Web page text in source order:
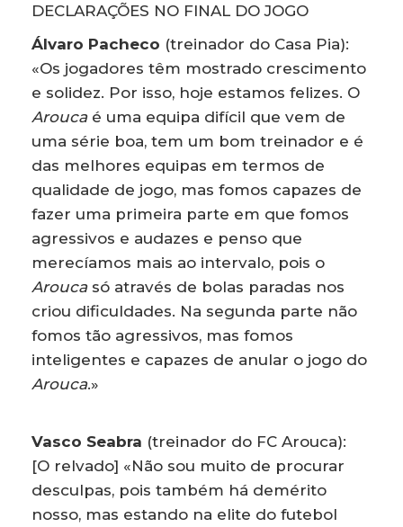
DECLARAÇÕES NO FINAL DO JOGO
Álvaro Pacheco (treinador do Casa Pia):
«Os jogadores têm mostrado crescimento
e solidez. Por isso, hoje estamos felizes. O
Aroucaé uma equipa difícil que vem de
uma série boa, tem um bom treinador e é
das melhores equipas em termos de
qualidade de jogo, mas fomos capazes de
fazer uma primeira parte em que fomos
agressivos e audazes e penso que
merecíamos mais ao intervalo, pois o
Aroucasó através de bolas paradas nos
criou dificuldades. Na segunda parte não
fomos tão agressivos, mas fomos
inteligentes e capazes de anular o jogo do
Arouca.»
Vasco Seabra (treinador do FC Arouca):
[O relvado] «Não sou muito de procurar
desculpas, pois também há demérito
nosso, mas estando na elite do futebol